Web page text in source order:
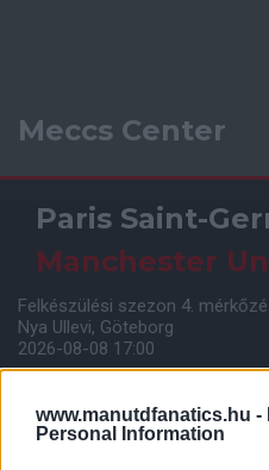
www.manutdfanatics.hu -
Personal Information
Meccs Center
Paris Saint-
Manchester
Felkészülési szezon 4.
Nya Ullevi, Göteborg
2026-08-08 17:00
0 nap 19 óra 53 perc 42